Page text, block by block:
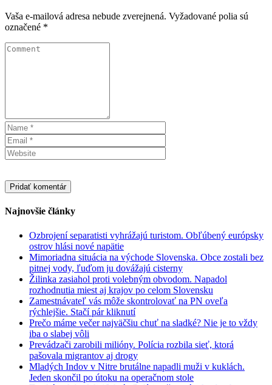
Vaša e-mailová adresa nebude zverejnená. Vyžadované polia sú
označené *
Najnovšie články
Ozbrojení separatisti vyhrážajú turistom. Obľúbený európsky
ostrov hlási nové napätie
Mimoriadna situácia na východe Slovenska. Obce zostali bez
pitnej vody, ľuďom ju dovážajú cisterny
Žilinka zasiahol proti volebným obvodom. Napadol
rozhodnutia miest aj krajov po celom Slovensku
Zamestnávateľ vás môže skontrolovať na PN oveľa
rýchlejšie. Stačí pár kliknutí
Prečo máme večer najväčšiu chuť na sladké? Nie je to vždy
iba o slabej vôli
Prevádzači zarobili milióny. Polícia rozbila sieť, ktorá
pašovala migrantov aj drogy
Mladých Indov v Nitre brutálne napadli muži v kuklách.
Jeden skončil po útoku na operačnom stole